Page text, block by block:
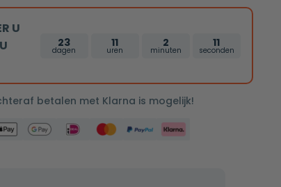
U
23
dagen
11
uren
2
minuten
10
seconden
betalen met Klarna is mogelijk!